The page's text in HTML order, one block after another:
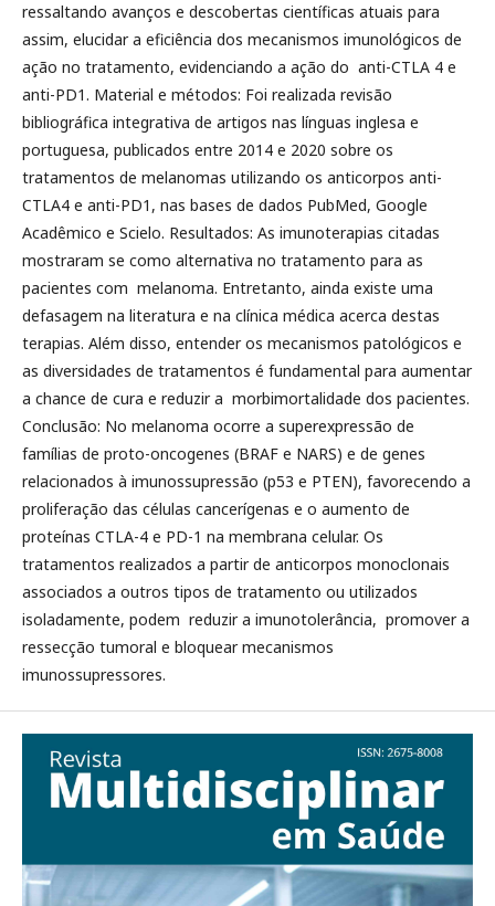
ressaltando avanços e descobertas científicas atuais para
assim, elucidar a eficiência dos mecanismos imunológicos de
ação no tratamento, evidenciando a ação do anti-CTLA 4 e
anti-PD1. Material e métodos: Foi realizada revisão
bibliográfica integrativa de artigos nas línguas inglesa e
portuguesa, publicados entre 2014 e 2020 sobre os
tratamentos de melanomas utilizando os anticorpos anti-
CTLA4 e anti-PD1, nas bases de dados PubMed, Google
Acadêmico e Scielo. Resultados: As imunoterapias citadas
mostraram se como alternativa no tratamento para as
pacientes com melanoma. Entretanto, ainda existe uma
defasagem na literatura e na clínica médica acerca destas
terapias. Além disso, entender os mecanismos patológicos e
as diversidades de tratamentos é fundamental para aumentar
a chance de cura e reduzir a morbimortalidade dos pacientes.
Conclusão: No melanoma ocorre a superexpressão de
famílias de proto-oncogenes (BRAF e NARS) e de genes
relacionados à imunossupressão (p53 e PTEN), favorecendo a
proliferação das células cancerígenas e o aumento de
proteínas CTLA-4 e PD-1 na membrana celular. Os
tratamentos realizados a partir de anticorpos monoclonais
associados a outros tipos de tratamento ou utilizados
isoladamente, podem reduzir a imunotolerância, promover a
ressecção tumoral e bloquear mecanismos
imunossupressores.